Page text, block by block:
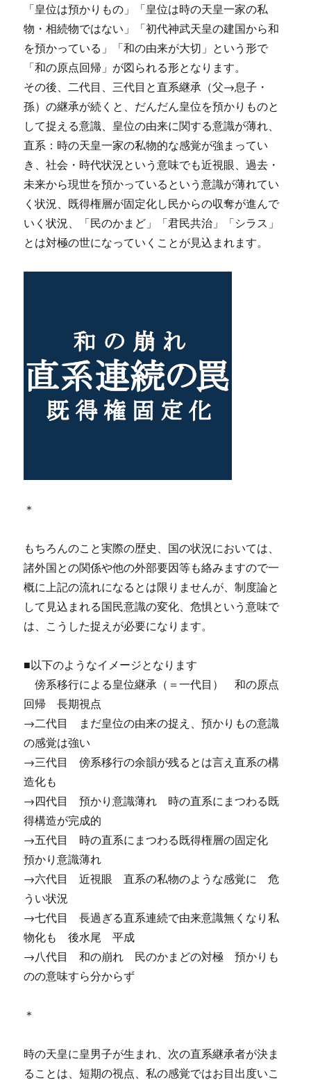
「皇位は預かりもの」「皇位は時の天皇一家の私
物・相続物ではない」「初代神武天皇の建国から和
を預かっている」「和の由来が大切」という形で
「和の原点回帰」が図られる形となります。
その後、二代目、三代目と直系継承（父→息子・
孫）の継承が続くと、だんだん皇位を預かりものと
して捉える意識、皇位の由来に関する意識が薄れ、
直系：時の天皇一家の私物的な感覚が強まってい
き、社会・時代状況という意味でも近視眼、過去・
未来から現世を預かっているという意識が薄れてい
く状況、既得権層が固定化し民からの収奪が進んで
いく状況、「民のかまど」「君民共治」「シラス」
とは対極の世になっていくことが見込まれます。
＊
もちろんのこと実際の歴史、国の状況においては、
諸外国との関係や他の外部要因等も絡みますので一
概に上記の流れになるとは限りませんが、制度論と
して見込まれる国民意識の変化、危惧という意味で
は、こうした捉えが必要になります。
■以下のようなイメージとなります
傍系移行による皇位継承（＝一代目） 和の原点
回帰 長期視点
→二代目 まだ皇位の由来の捉え、預かりもの意識
の感覚は強い
→三代目 傍系移行の余韻が残るとは言え直系の構
造化も
→四代目 預かり意識薄れ 時の直系にまつわる既
得構造が完成的
→五代目 時の直系にまつわる既得権層の固定化
預かり意識薄れ
→六代目 近視眼 直系の私物のような感覚に 危
うい状況
→七代目 長過ぎる直系連続で由来意識無くなり私
物化も 後水尾 平成
→八代目 和の崩れ 民のかまどの対極 預かりも
のの意味すら分からず
＊
時の天皇に皇男子が生まれ、次の直系継承者が決ま
ることは、短期の視点、私の感覚ではお目出度いこ